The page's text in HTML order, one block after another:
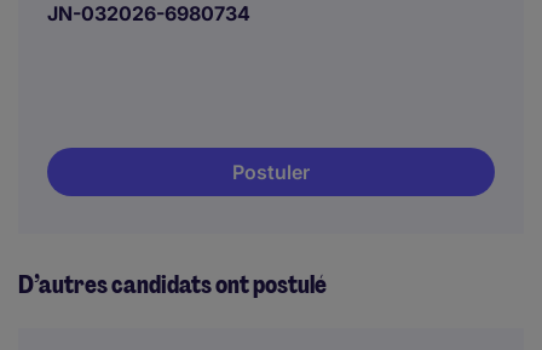
JN-032026-6980734
Postuler
D’autres candidats ont postulé